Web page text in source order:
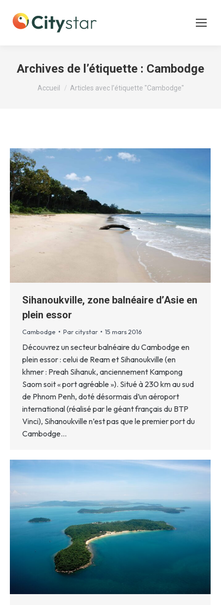
Archives de l’étiquette : Cambodge
Vous êtes ici :
Accueil Articles avec l’étiquette "Cambodge"
Sihanoukville, zone balnéaire d’Asie en
plein essor
Cambodge Par citystar 15 mars 2016
Découvrez un secteur balnéaire du Cambodge en
plein essor : celui de Ream et Sihanoukville (en
khmer : Preah Sihanuk, anciennement Kampong
Saom soit « port agréable »). Situé à 230 km au sud
de Phnom Penh, doté désormais d’un aéroport
international (réalisé par le géant français du BTP
Vinci), Sihanoukville n’est pas que le premier port du
Cambodge…